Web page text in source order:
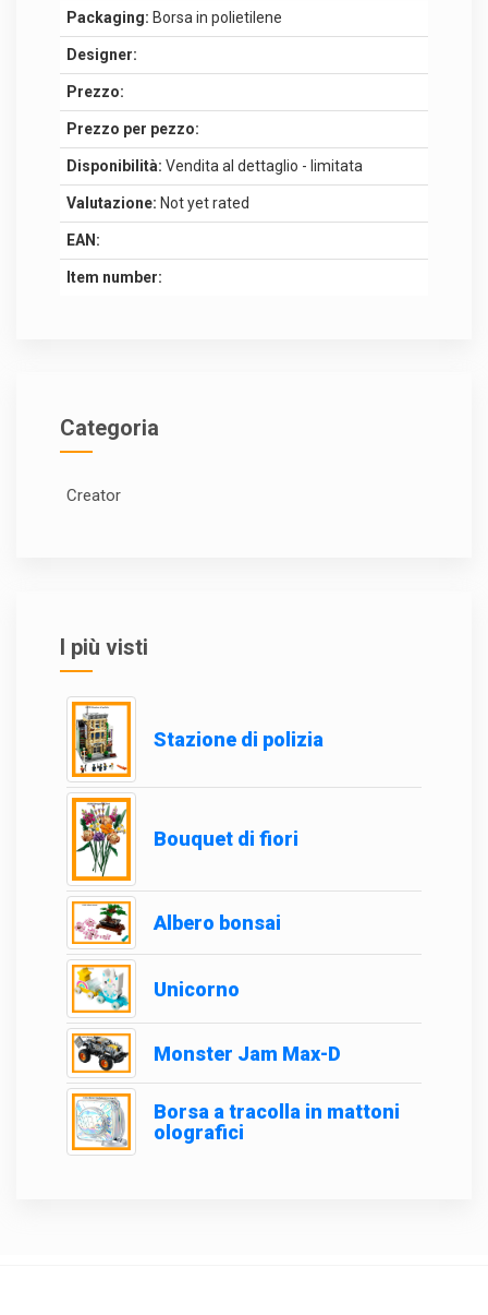
Packaging: Borsa in polietilene
Designer:
Prezzo:
Prezzo per pezzo:
Disponibilità: Vendita al dettaglio - limitata
Valutazione: Not yet rated
EAN:
Item number:
Categoria
Creator
I più visti
Stazione di polizia
Bouquet di fiori
Albero bonsai
Unicorno
Monster Jam Max-D
Borsa a tracolla in mattoni
olografici